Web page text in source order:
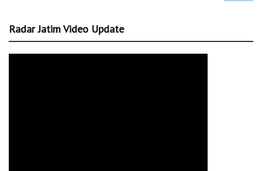
Radar Jatim Video Update